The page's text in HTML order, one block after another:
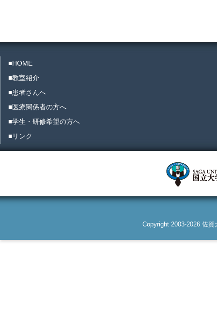
■HOME
■教室紹介
■患者さんへ
■医療関係者の方へ
■学生・研修希望の方へ
■リンク
Copyright 2003-2026 佐